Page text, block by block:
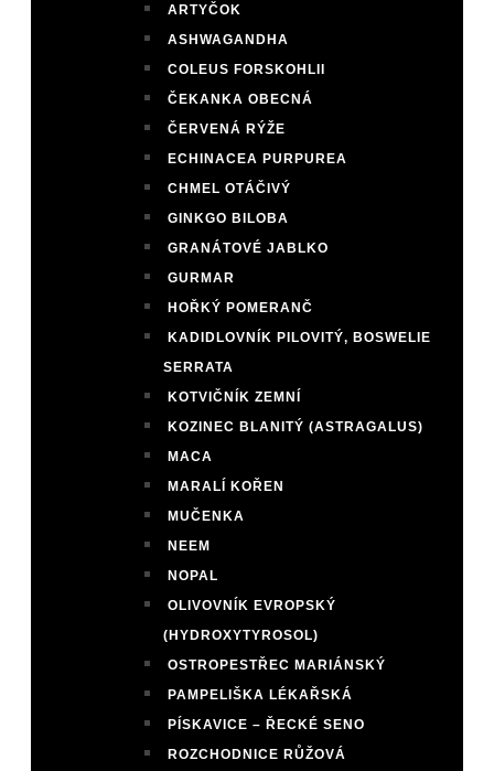
ARTYČOK
ASHWAGANDHA
COLEUS FORSKOHLII
ČEKANKA OBECNÁ
ČERVENÁ RÝŽE
ECHINACEA PURPUREA
CHMEL OTÁČIVÝ
GINKGO BILOBA
GRANÁTOVÉ JABLKO
GURMAR
HOŘKÝ POMERANČ
KADIDLOVNÍK PILOVITÝ, BOSWELIE
SERRATA
KOTVIČNÍK ZEMNÍ
KOZINEC BLANITÝ (ASTRAGALUS)
MACA
MARALÍ KOŘEN
MUČENKA
NEEM
NOPAL
OLIVOVNÍK EVROPSKÝ
(HYDROXYTYROSOL)
OSTROPESTŘEC MARIÁNSKÝ
PAMPELIŠKA LÉKAŘSKÁ
PÍSKAVICE – ŘECKÉ SENO
ROZCHODNICE RŮŽOVÁ